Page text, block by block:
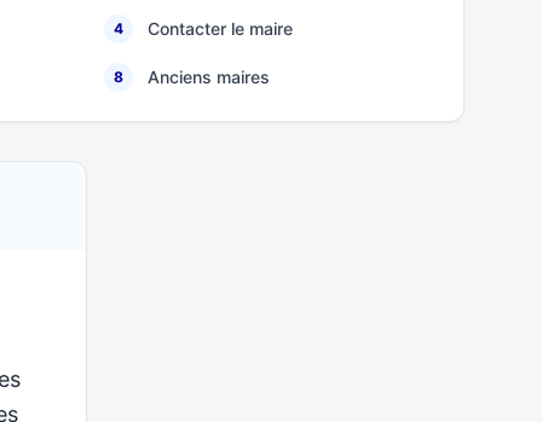
4 Contacter le maire
8 Anciens maires